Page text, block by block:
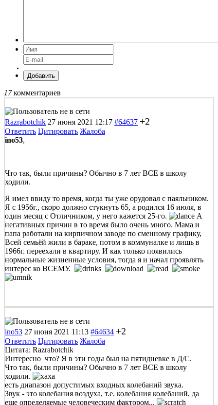
Добавить
17комментариев
Razrabotchik 27 июня 2021 12:17 #64637 +2
Ответить Цитировать Жалоба
ino53,
Что так, были причины? Обычно в 7 лет ВСЕ в школу
ходили.
Я имел ввиду то время, когда ты уже орудовал с паяльником.
Я с 1956г., скоро должно стукнуть 65, а родился 16 июля, в
один месяц с Отличником, у него кажется 25-го.
А
негативных причин в то время было очень много. Мама и
папа работали на кирпичном заводе по сменному графику,
Всей семьёй жили в бараке, потом в коммуналке и лишь в
1966г. переехали в квартиру. И как только появились
нормальные жизненные условия, тогда я и начал проявлять
интерес ко ВСЕМУ.
ino53 27 июня 2021 11:13 #64634 +2
Ответить Цитировать Жалоба
Цитата: Razrabotchik
Интересно что? Я в эти годы был на пятидневке в Д/С.
Что так, были причины? Обычно в 7 лет ВСЕ в школу
ходили.
есть диапазон допустимых входных колебаний звука.
Звук - это колебания воздуха, т.е. колебания колебаний, да
еще определяемые человеческим фактором...